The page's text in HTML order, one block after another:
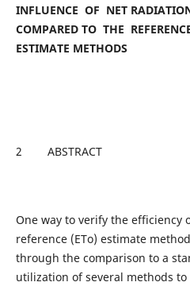
INFLUENCE OF NET
COMPARED TO THE
ESTIMATE METHODS
2 ABSTRACT
One way to verify the efficiency
reference (ETo) estimate
through the comparison to a
utilization of several methods